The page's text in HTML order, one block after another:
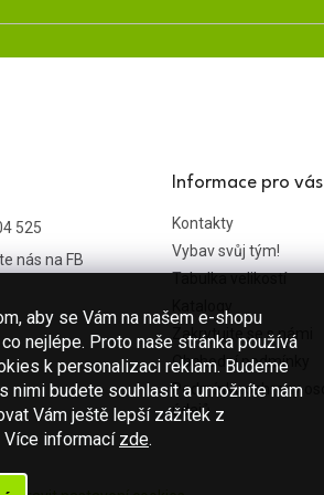
aby se Vám na našem e-shopu
nejlépe. Proto naše stránka používá
k personalizaci reklam. Budeme
nimi budete souhlasit a umožníte nám
Vám ještě lepší zážitek z
Více informací zde.
525
nás na FB
Informace pro vás
Kontakty
Vybav svůj tým!
Tabulka velikostí
Katalogy
Zakrytujte se s námi
Obchodní podmínky
Podmínky ochrany
údajů